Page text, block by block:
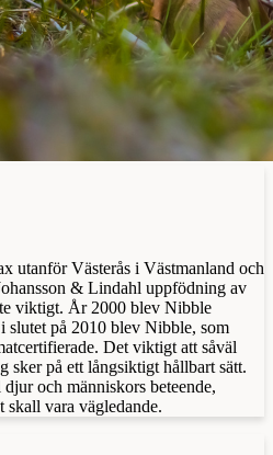
utanför Västerås i Västmanland och
& Lindahl uppfödning av
viktigt. År 2000 blev Nibble
slutet på 2010 blev Nibble, som
Det viktigt att såväl
på ett långsiktigt hållbart sätt.
och människors beteende,
skall vara vägledande.